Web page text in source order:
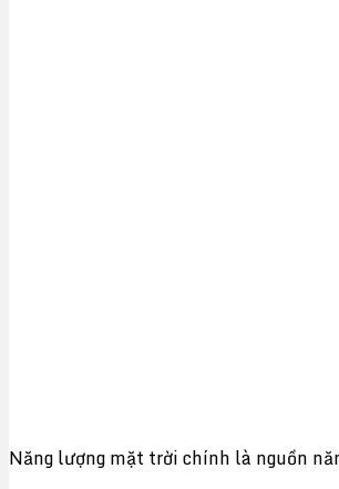
Năng lượng mặt trời chính là nguồn